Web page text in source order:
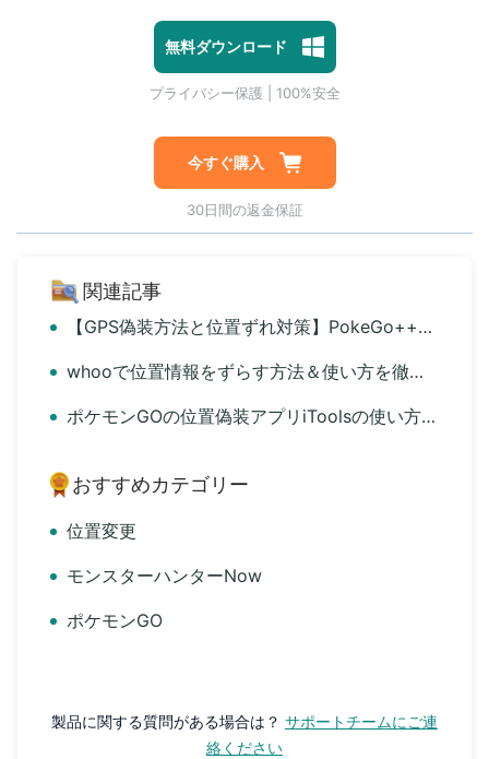
無料ダウンロード
プライバシー保護 | 100%安全
マルウェアなし | 広告なし
1対1専門技術サポート
プライバシー保護 | 100%安全
今すぐ購入
30日間の返金保証
関連記事
【GPS偽装方法と位置ずれ対策】PokeGo++最新インストールガイド
whooで位置情報をずらす方法＆使い方を徹底解説
ポケモンGOの位置偽装アプリiToolsの使い方と代替ソフトを解説
おすすめカテゴリー
位置変更
モンスターハンターNow
ポケモンGO
製品に関する質問がある場合は？ サポートチームにご連
絡ください